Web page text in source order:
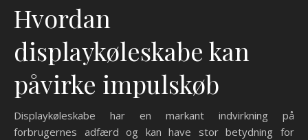
Hvordan
displaykøleskabe kan
påvirke impulskøb
Displaykøleskabe har en markant indvirkning på
forbrugernes adfærd og kan have stor betydning for